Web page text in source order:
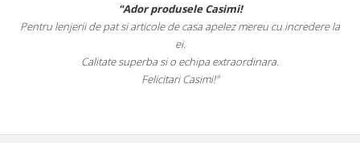
"Ador produsele Casimi!
Pentru lenjerii de pat si articole de casa apelez mereu cu incredere la
ei.
Calitate superba si o echipa extraordinara.
Felicitari Casimi!"